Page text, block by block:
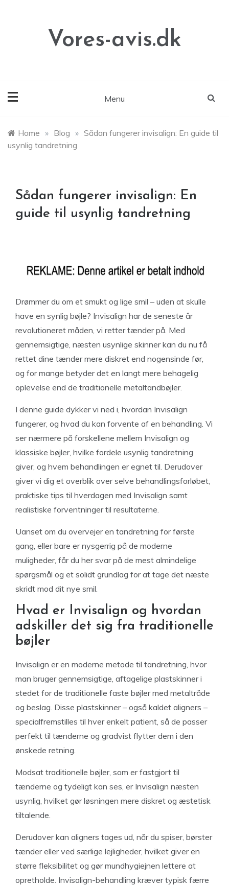
Vores-avis.dk
Menu
Home » Blog » Sådan fungerer invisalign: En guide til
usynlig tandretning
Sådan fungerer invisalign: En
guide til usynlig tandretning
Drømmer du om et smukt og lige smil – uden at skulle
have en synlig bøjle? Invisalign har de seneste år
revolutioneret måden, vi retter tænder på. Med
gennemsigtige, næsten usynlige skinner kan du nu få
rettet dine tænder mere diskret end nogensinde før,
og for mange betyder det en langt mere behagelig
oplevelse end de traditionelle metaltandbøjler.
I denne guide dykker vi ned i, hvordan Invisalign
fungerer, og hvad du kan forvente af en behandling. Vi
ser nærmere på forskellene mellem Invisalign og
klassiske bøjler, hvilke fordele usynlig tandretning
giver, og hvem behandlingen er egnet til. Derudover
giver vi dig et overblik over selve behandlingsforløbet,
praktiske tips til hverdagen med Invisalign samt
realistiske forventninger til resultaterne.
Uanset om du overvejer en tandretning for første
gang, eller bare er nysgerrig på de moderne
muligheder, får du her svar på de mest almindelige
spørgsmål og et solidt grundlag for at tage det næste
skridt mod dit nye smil.
Hvad er Invisalign og hvordan
adskiller det sig fra traditionelle
bøjler
Invisalign er en moderne metode til tandretning, hvor
man bruger gennemsigtige, aftagelige plastskinner i
stedet for de traditionelle faste bøjler med metaltråde
og beslag. Disse plastskinner – også kaldet aligners –
specialfremstilles til hver enkelt patient, så de passer
perfekt til tænderne og gradvist flytter dem i den
ønskede retning.
Modsat traditionelle bøjler, som er fastgjort til
tænderne og tydeligt kan ses, er Invisalign næsten
usynlig, hvilket gør løsningen mere diskret og æstetisk
tiltalende.
Derudover kan aligners tages ud, når du spiser, børster
tænder eller ved særlige lejligheder, hvilket giver en
større fleksibilitet og gør mundhygiejnen lettere at
opretholde. Invisalign-behandling kræver typisk færre